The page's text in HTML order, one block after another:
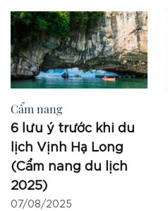
Cẩm nang
6 lưu ý trước khi du
lịch Vịnh Hạ Long
(Cẩm nang du lịch
2025)
07/08/2025